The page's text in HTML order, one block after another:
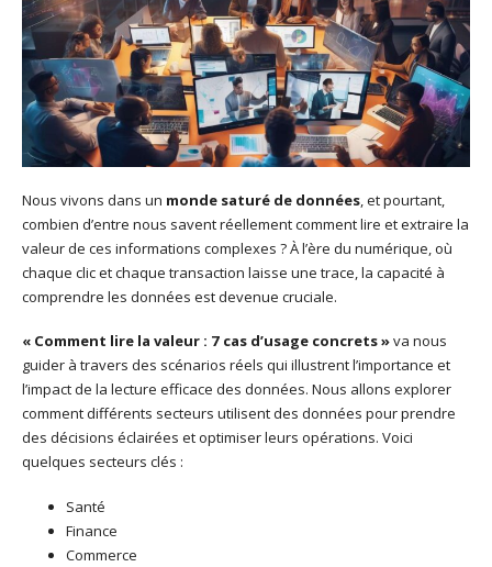
Nous vivons dans un monde saturé de données, et pourtant,
combien d’entre nous savent réellement comment lire et extraire la
valeur de ces informations complexes ? À l’ère du numérique, où
chaque clic et chaque transaction laisse une trace, la capacité à
comprendre les données est devenue cruciale.
« Comment lire la valeur : 7 cas d’usage concrets »va nous
guider à travers des scénarios réels qui illustrent l’importance et
l’impact de la lecture efficace des données. Nous allons explorer
comment différents secteurs utilisent des données pour prendre
des décisions éclairées et optimiser leurs opérations. Voici
quelques secteurs clés :
Santé
Finance
Commerce